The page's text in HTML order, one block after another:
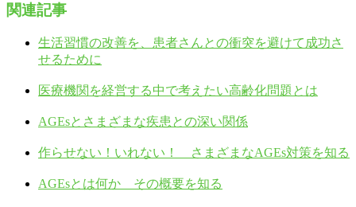
関連記事
生活習慣の改善を、患者さんとの衝突を避けて成功さ
せるために
医療機関を経営する中で考えたい高齢化問題とは
AGEsとさまざまな疾患との深い関係
作らせない！いれない！ さまざまなAGEs対策を知る
AGEsとは何か その概要を知る